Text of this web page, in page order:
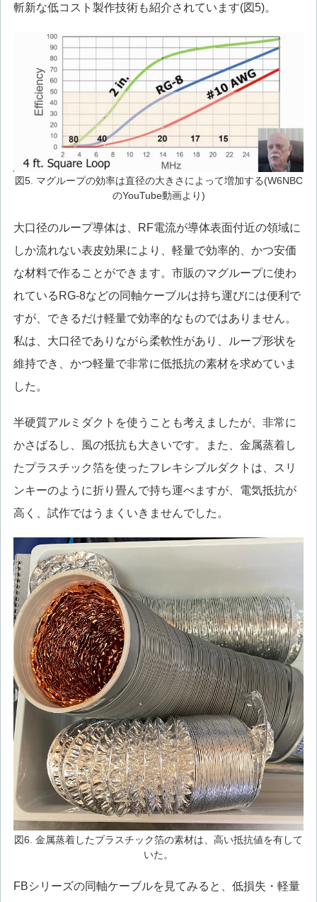
斬新な低コスト製作技術も紹介されています(図5)。
図5. マグループの効率は直径の大きさによって増加する(W6NBC
のYouTube動画より)
大口径のループ導体は、RF電流が導体表面付近の領域に
しか流れない表皮効果により、軽量で効率的、かつ安価
な材料で作ることができます。市販のマグループに使わ
れているRG-8などの同軸ケーブルは持ち運びには便利で
すが、できるだけ軽量で効率的なものではありません。
私は、大口径でありながら柔軟性があり、ループ形状を
維持でき、かつ軽量で非常に低抵抗の素材を求めていま
した。
半硬質アルミダクトを使うことも考えましたが、非常に
かさばるし、風の抵抗も大きいです。また、金属蒸着し
たプラスチック箔を使ったフレキシブルダクトは、スリ
ンキーのように折り畳んで持ち運べますが、電気抵抗が
高く、試作ではうまくいきませんでした。
図6. 金属蒸着したプラスチック箔の素材は、高い抵抗値を有して
いた。
FBシリーズの同軸ケーブルを見てみると、低損失・軽量